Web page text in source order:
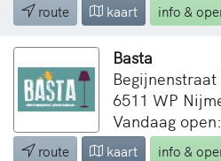
route kaart info &
Basta
Begijnenstraat
6511 WP
Vandaag
route kaart info &